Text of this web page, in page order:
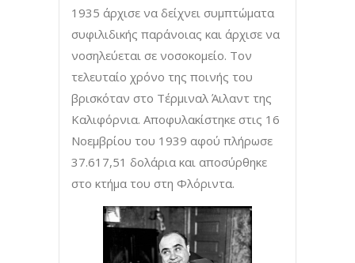
1935 άρχισε να δείχνει συμπτώματα
συφιλιδικής παράνοιας και άρχισε να
νοσηλεύεται σε νοσοκομείο. Τον
τελευταίο χρόνο της ποινής του
βρισκόταν στο Τέρμιναλ Άιλαντ της
Καλιφόρνια. Αποφυλακίστηκε στις 16
Νοεμβρίου του 1939 αφού πλήρωσε
37.617,51 δολάρια και αποσύρθηκε
στο κτήμα του στη Φλόριντα.